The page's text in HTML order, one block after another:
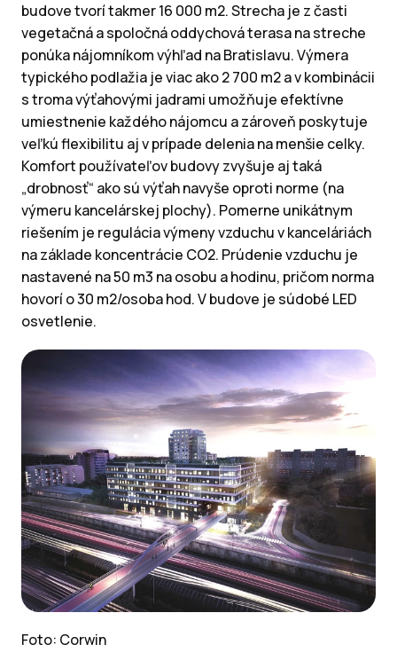
budove tvorí takmer 16 000 m2. Strecha je z časti
vegetačná a spoločná oddychová terasa na streche
ponúka nájomníkom výhľad na Bratislavu. Výmera
typického podlažia je viac ako 2 700 m2 a v kombinácii
s troma výťahovými jadrami umožňuje efektívne
umiestnenie každého nájomcu a zároveň poskytuje
veľkú flexibilitu aj v prípade delenia na menšie celky.
Komfort používateľov budovy zvyšuje aj taká
„drobnosť“ ako sú výťah navyše oproti norme (na
výmeru kancelárskej plochy). Pomerne unikátnym
riešením je regulácia výmeny vzduchu v kanceláriách
na základe koncentrácie CO2. Prúdenie vzduchu je
nastavené na 50 m3 na osobu a hodinu, pričom norma
hovorí o 30 m2/osoba hod. V budove je súdobé LED
osvetlenie.
Foto: Corwin